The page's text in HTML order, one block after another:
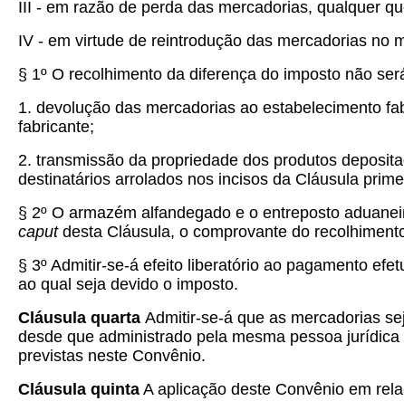
III - em razão de perda das mercadorias, qualquer
IV - em virtude de reintrodução das mercadorias no
§ 1º O recolhimento da diferença do imposto não
1. devolução das mercadorias ao estabelecimento
fabricante;
2. transmissão da propriedade dos produtos
destinatários arrolados nos incisos da Cláusula
§ 2º O armazém alfandegado e o entreposto
caputdesta Cláusula, o comprovante do
§ 3º Admitir-se-á efeito liberatório ao pagamento
ao qual seja devido o imposto.
Cláusula quarta Admitir-se-á que as mercadorias
desde que administrado pela mesma pessoa
previstas neste Convênio.
Cláusula quinta A aplicação deste Convênio em